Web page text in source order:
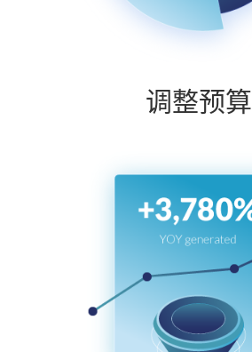
调整预算